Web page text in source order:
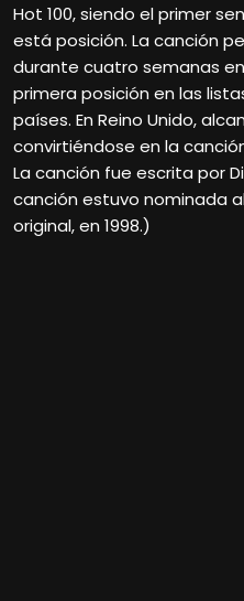
Hot 100, siendo el primer
está posición. La canción
durante cuatro semanas
primera posición en las
países. En Reino Unido,
convirtiéndose en la
La canción fue escrita por
canción estuvo nominada
original, en 1998.)